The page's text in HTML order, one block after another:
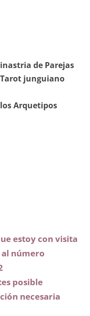
de Parejas
junguiano
Arquetipos
estoy con visita
al número
posible
necesaria